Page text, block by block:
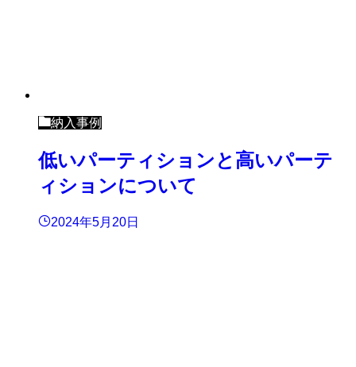
納入事例
低いパーティションと高いパーテ
ィションについて
2024年5月20日